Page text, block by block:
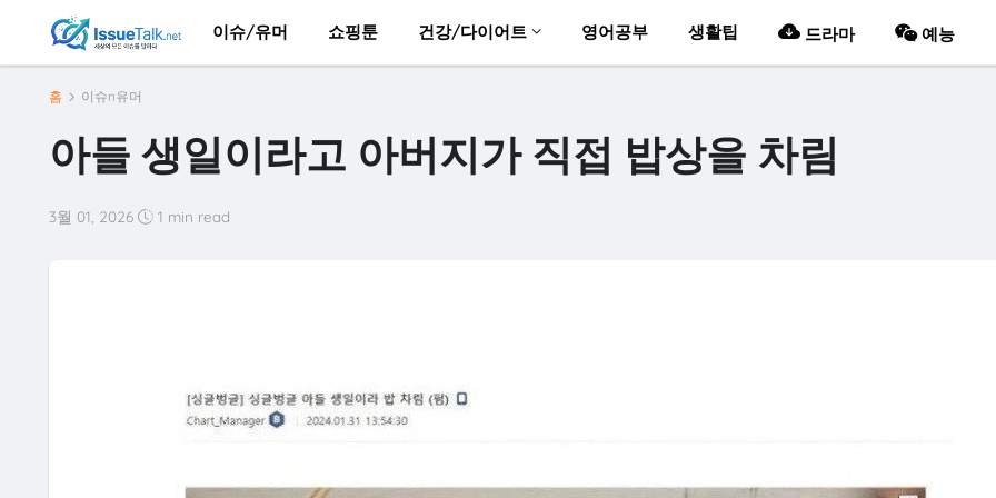
이슈/유머 쇼핑툰 건강/다이어트 영어공부 생활팁 드라마 예능
홈 이슈n유머
아들 생일이라고 아버지가 직접 밥상을 차림
3월 01, 2026 1 min read